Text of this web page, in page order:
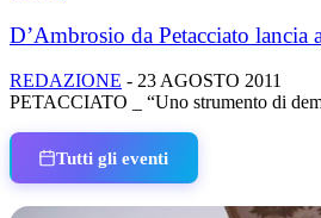
D’Ambrosio da Petacciato lancia
REDAZIONE - 23 AGOSTO 2011
PETACCIATO _ “Uno strumento di
Tutti gli eventi